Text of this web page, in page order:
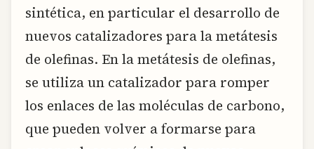
sintética, en particular el desarrollo de
nuevos catalizadores para la metátesis
de olefinas. En la metátesis de olefinas,
se utiliza un catalizador para romper
los enlaces de las moléculas de carbono,
que pueden volver a formarse para